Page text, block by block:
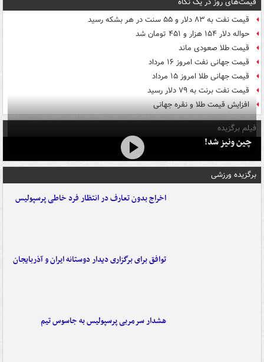
قیمت نفت به ۸۳ دلار و ۵۵ سنت در هر بشکه رسید
حواله دلار ۱۵۴ هزار و ۴۵۱ تومان شد
قیمت طلا صعودی ماند
قیمت جهانی نفت امروز ۱۶ مرداد
قیمت جهانی طلا امروز ۱۵ مرداد
قیمت نفت برنت به ۷۹ دلار رسید
افزایش قیمت طلا و نقره جهانی
فیلم برگزیده
چین ونیز شد!
برگزیده ورزشی
اخراج بدون تعارف در انتظار فرد خاطی پرسپولیس
توافق برای برگزاری دیدار دوستانه ایران و آذربایجان
هشدار سرمربی پرسپولیس به جاسوس تیم